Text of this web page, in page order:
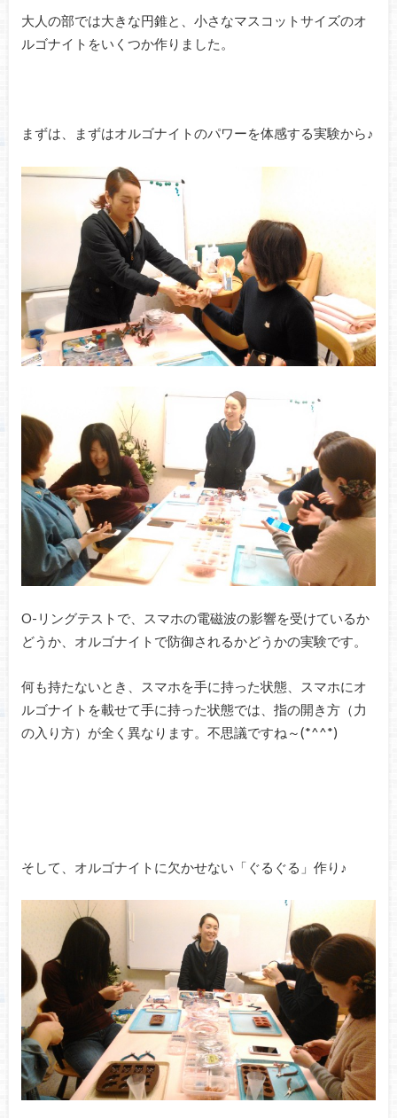
大人の部では大きな円錐と、小さなマスコットサイズのオ
ルゴナイトをいくつか作りました。
まずは、まずはオルゴナイトのパワーを体感する実験から♪
O-リングテストで、スマホの電磁波の影響を受けているか
どうか、オルゴナイトで防御されるかどうかの実験です。
何も持たないとき、スマホを手に持った状態、スマホにオ
ルゴナイトを載せて手に持った状態では、指の開き方（力
の入り方）が全く異なります。不思議ですね～(*^^*)
そして、オルゴナイトに欠かせない「ぐるぐる」作り♪